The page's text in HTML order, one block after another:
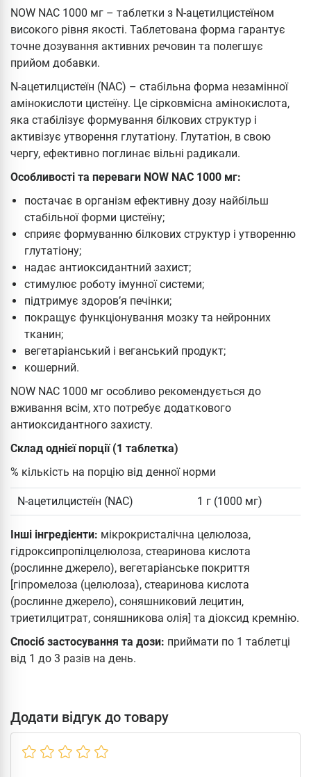
NOW NAC 1000 мг – таблетки з N-ацетилцистеїном
високого рівня якості. Таблетована форма гарантує
точне дозування активних речовин та полегшує
прийом добавки.
N-ацетилцистеїн (NAC) – стабільна форма незамінної
амінокислоти цистеїну. Це сірковмісна амінокислота,
яка стабілізує формування білкових структур і
активізує утворення глутатіону. Глутатіон, в свою
чергу, ефективно поглинає вільні радикали.
Особливості та переваги NOW NAC 1000 мг:
постачає в організм ефективну дозу найбільш
стабільної форми цистеїну;
сприяє формуванню білкових структур і утворенню
глутатіону;
надає антиоксидантний захист;
стимулює роботу імунної системи;
підтримує здоров’я печінки;
покращує функціонування мозку та нейронних
тканин;
вегетаріанський і веганський продукт;
кошерний.
NOW NAC 1000 мг особливо рекомендується до
вживання всім, хто потребує додаткового
антиоксидантного захисту.
Склад однієї порції (1 таблетка)
% кількість на порцію від денної норми
N-ацетилцистеїн (NAC) 1 г (1000 мг)
Інші інгредієнти: мікрокристалічна целюлоза,
гідроксипропілцелюлоза, стеаринова кислота
(рослинне джерело), ​​вегетаріанське покриття
[гіпромелоза (целюлоза), стеаринова кислота
(рослинне джерело), ​​соняшниковий лецитин,
триетилцитрат, соняшникова олія] та діоксид кремнію.
Спосіб застосування та дози: приймати по 1 таблетці
від 1 до 3 разів на день.
Додати відгук до товару